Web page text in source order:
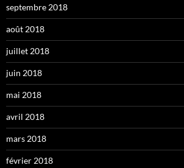
septembre 2018
août 2018
juillet 2018
juin 2018
mai 2018
avril 2018
mars 2018
février 2018